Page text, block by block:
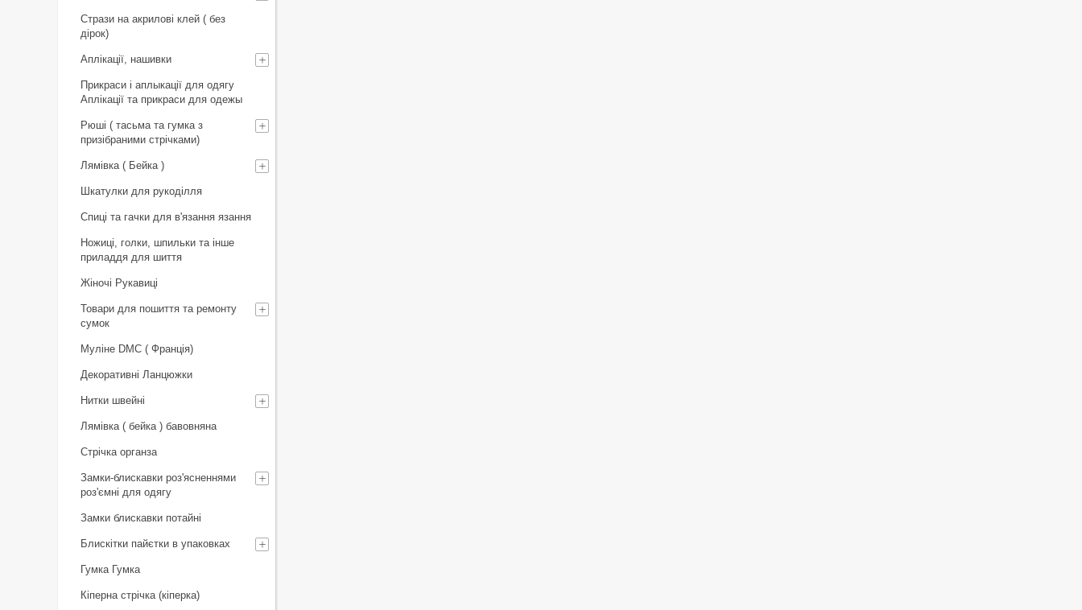
Стрази на акрилові клей ( без
дірок)
Аплікації, нашивки
Прикраси і аплыкації для одягу
Аплікації та прикраси для одежы
Рюші ( тасьма та гумка з
призібраними стрічками)
Лямівка ( Бейка )
Шкатулки для рукоділля
Спиці та гачки для в'язання язання
Ножиці, голки, шпильки та інше
приладдя для шиття
Жіночі Рукавиці
Товари для пошиття та ремонту
сумок
Муліне DMC ( Франція)
Декоративні Ланцюжки
Нитки швейні
Лямівка ( бейка ) бавовняна
Стрічка органза
Замки-блискавки роз'ясненнями
роз'ємні для одягу
Замки блискавки потайні
Блискітки пайєтки в упаковках
Гумка Гумка
Кіперна стрічка (кіперка)